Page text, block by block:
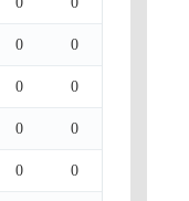
0 0
0 0
0 0
0 0